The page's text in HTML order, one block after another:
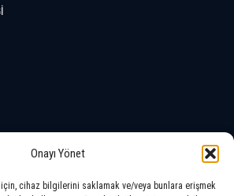
Onayı Yönet
cihaz bilgilerini saklamak ve/veya bunlara erişmek